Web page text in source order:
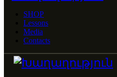
SHOP
Lessons
Media
Contacts